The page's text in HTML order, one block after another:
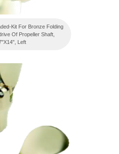
Kit For Bronze Folding
Of Propeller Shaft,
Left